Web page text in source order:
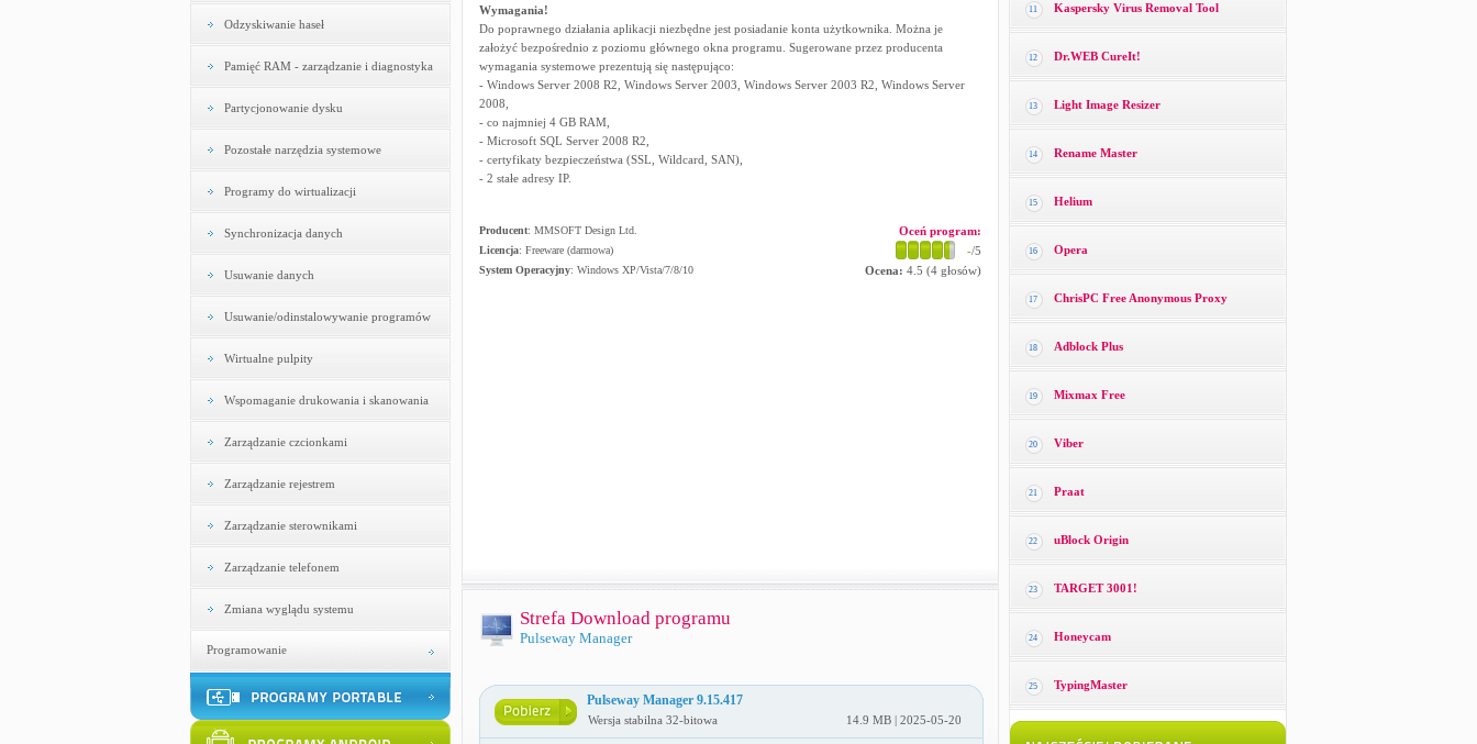
Odzyskiwanie haseł
Pamięć RAM - zarządzanie i diagnostyka
Partycjonowanie dysku
Pozostałe narzędzia systemowe
Programy do wirtualizacji
Synchronizacja danych
Usuwanie danych
Usuwanie/odinstalowywanie programów
Wirtualne pulpity
Wspomaganie drukowania i skanowania
Zarządzanie czcionkami
Zarządzanie rejestrem
Zarządzanie sterownikami
Zarządzanie telefonem
Zmiana wyglądu systemu
Programowanie
Wymagania!
Do poprawnego działania aplikacji niezbędne jest posiadanie konta użytkownika. Można je
założyć bezpośrednio z poziomu głównego okna programu. Sugerowane przez producenta
wymagania systemowe prezentują się następująco:
- Windows Server 2008 R2, Windows Server 2003, Windows Server 2003 R2, Windows Server
2008,
- co najmniej 4 GB RAM,
- Microsoft SQL Server 2008 R2,
- certyfikaty bezpieczeństwa (SSL, Wildcard, SAN),
- 2 stałe adresy IP.
Producent: MMSOFT Design Ltd.
Licencja: Freeware (darmowa)
System Operacyjny: Windows XP/Vista/7/8/10
Oceń program:
-/5
Ocena: 4.5 (4głosów)
Strefa Download programu
Pulseway Manager
Pulseway Manager 9.15.417
Wersja stabilna 32-bitowa 14.9 MB | 2025-05-20
11 Kaspersky Virus Removal Tool
12 Dr.WEB CureIt!
13 Light Image Resizer
14 Rename Master
15 Helium
16 Opera
17 ChrisPC Free Anonymous Proxy
18 Adblock Plus
19 Mixmax Free
20 Viber
21 Praat
22 uBlock Origin
23 TARGET 3001!
24 Honeycam
25 TypingMaster